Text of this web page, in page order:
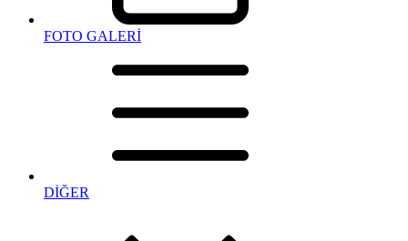
FOTO GALERİ
DİĞER